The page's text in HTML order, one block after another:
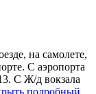
на самолете,
С аэропорта
С Ж/д вокзала
подробный